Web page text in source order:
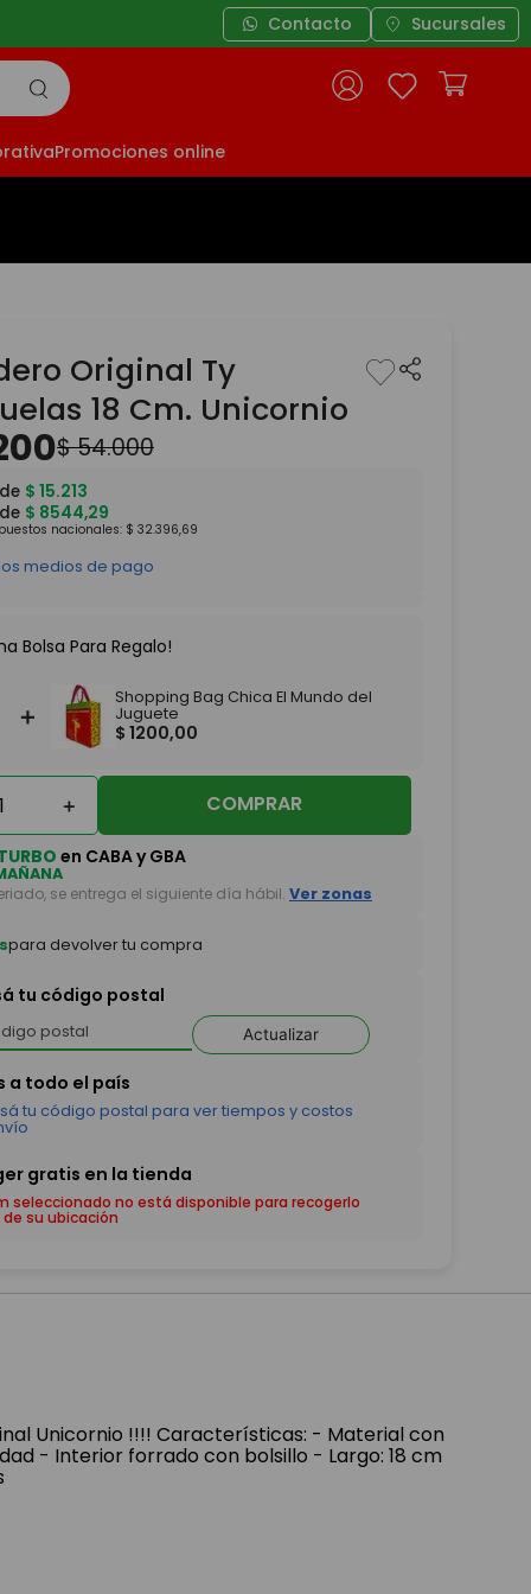
Contacto Sucursales
Promociones online
Original Ty
18 Cm. Unicornio
$54.000
$ 15.213
$ 8544,29
nacionales: $ 32.396,69
medios de pago
Bolsa Para Regalo!
＋
Shopping Bag Chica El Mundo del
Juguete
$ 1200,00
＋ COMPRAR
en CABA y GBA
se entrega el siguiente día hábil. Ver zonas
para devolver tu compra
tu código postal
Actualizar
seleccionado no está disponible para recogerlo
de su ubicación
Unicornio !!!! Características: - Material con
- Interior forrado con bolsillo - Largo: 18 cm